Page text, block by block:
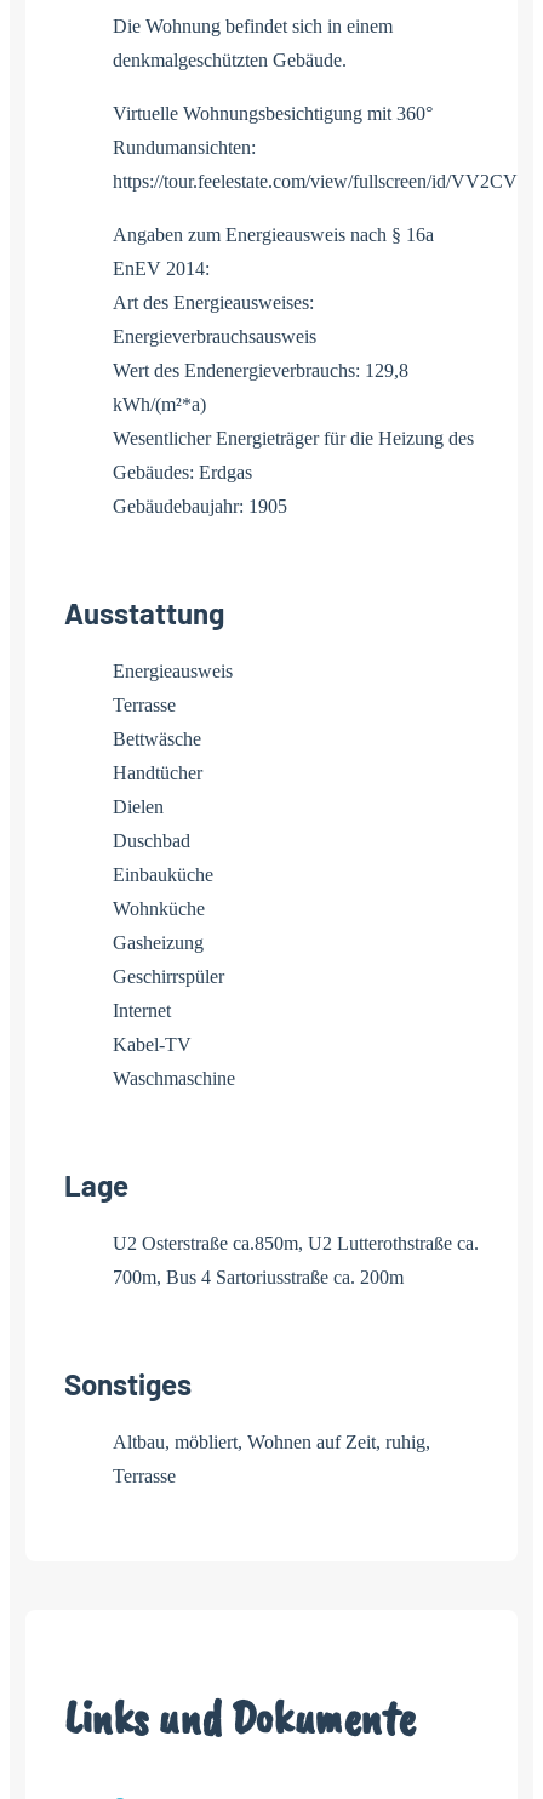
Die Wohnung befindet sich in einem
denkmalgeschützten Gebäude.
Virtuelle Wohnungsbesichtigung mit 360°
Rundumansichten:
https://tour.feelestate.com/view/fullscreen/id/VV2CV
Angaben zum Energieausweis nach § 16a
EnEV 2014:
Art des Energieausweises:
Energieverbrauchsausweis
Wert des Endenergieverbrauchs: 129,8
kWh/(m²*a)
Wesentlicher Energieträger für die Heizung des
Gebäudes: Erdgas
Gebäudebaujahr: 1905
Ausstattung
Energieausweis
Terrasse
Bettwäsche
Handtücher
Dielen
Duschbad
Einbauküche
Wohnküche
Gasheizung
Geschirrspüler
Internet
Kabel-TV
Waschmaschine
Lage
U2 Osterstraße ca.850m, U2 Lutterothstraße ca.
700m, Bus 4 Sartoriusstraße ca. 200m
Sonstiges
Altbau, möbliert, Wohnen auf Zeit, ruhig,
Terrasse
Links und Dokumente